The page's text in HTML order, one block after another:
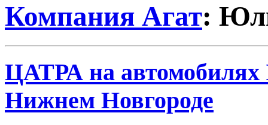
Компания Агат:
ЦАТРА на
Нижнем Новгороде